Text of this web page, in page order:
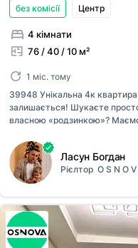
без комісії Центр
4 кімнати
76 / 40 / 10 м²
1 міс. тому
39948 Унікальна 4к
залишається! Шукаєте
власною «родзинкою»?
планувань всього 10 на
Четверта кімната має
повністю утеплена,
робочим кабінетом,
приватною дитячою зоною.
квартира в цегляному
Загальна площа 76 кв. м —
Хороший житловий стан...
Ласун Богдан
Рієлтор O S N O